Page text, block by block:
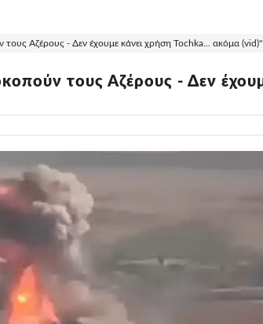
Αζέρους - Δεν έχουμε κάνει χρήση Tochka... ακόμα (vid)"
τους Αζέρους - Δεν